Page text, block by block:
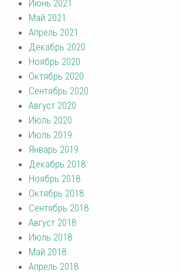
Июнь 2021
Май 2021
Апрель 2021
Декабрь 2020
Ноябрь 2020
Октябрь 2020
Сентябрь 2020
Август 2020
Июль 2020
Июль 2019
Январь 2019
Декабрь 2018
Ноябрь 2018
Октябрь 2018
Сентябрь 2018
Август 2018
Июль 2018
Май 2018
Апрель 2018